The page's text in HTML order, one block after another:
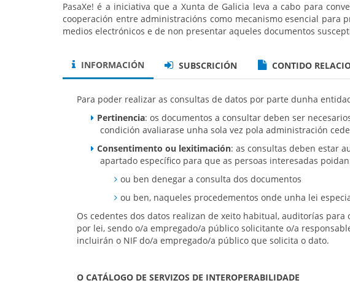
PasaXe! é a iniciativa que a Xunta de Galicia leva a cabo para
cooperación entre administracións como mecanismo esencial para
medios electrónicos e de non presentar aqueles documentos
INFORMACIÓN SUBSCRICIÓN CONTIDO
Para poder realizar as consultas de datos por parte dunha
Pertinencia: os documentos a consultar deben ser
condición avaliarase unha sola vez pola administración
Consentimento ou lexitimación: as consultas deben estar
apartado específico para que as persoas interesadas
ou ben denegar a consulta dos documentos
ou ben, naqueles procedementos onde unha lei
Os cedentes dos datos realizan de xeito habitual, auditorías
por lei, sendo o/a empregado/a público solicitante o/a
incluirán o NIF do/a empregado/a público que solicita o dato.
O CATÁLOGO DE SERVIZOS DE INTEROPERABILIDADE